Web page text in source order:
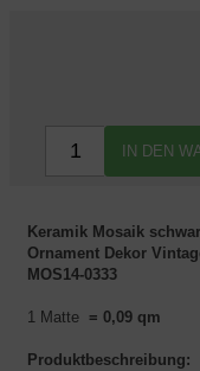
IN DEN
Keramik Mosaik
Ornament Dekor
MOS14-0333
1 Matte = 0,09 qm
Produktbeschreibung: